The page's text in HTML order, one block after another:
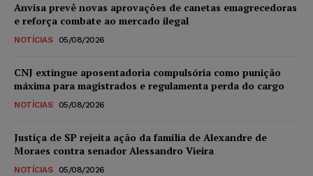
Anvisa prevê novas aprovações de canetas emagrecedoras
e reforça combate ao mercado ilegal
NOTÍCIAS 05/08/2026
CNJ extingue aposentadoria compulsória como punição
máxima para magistrados e regulamenta perda do cargo
NOTÍCIAS 05/08/2026
Justiça de SP rejeita ação da família de Alexandre de
Moraes contra senador Alessandro Vieira
NOTÍCIAS 05/08/2026